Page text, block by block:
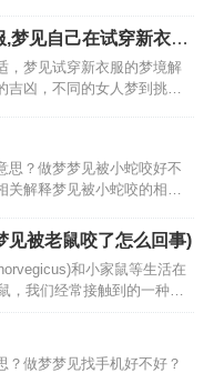
孕的人梦见被自己最近的人
爱中的人梦见被自己最近的
梦见自己在试穿新衣服
，梦见试穿新衣服的梦境解
吉凶，不同的女人梦到挑选
他梦境解析，女人梦到挑
见穿新衣服是怎么回事，
…
思？做梦梦见被小蛇咬好不
关解释梦见被小蛇咬的相关
它喷死了，窗外大蛇盘着找
不知道怎么出来好几条大蟒
…
见被老鼠咬了怎么回事)
和小家鼠等生活在
，我们经常接触到的一种老
人可能不知道怎么处理，甚
是…
？做梦梦见找手机好不好？